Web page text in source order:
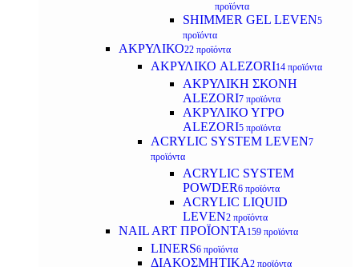
προϊόντα
SHIMMER GEL LEVEN5
προϊόντα
ΑΚΡΥΛΙΚΟ22 προϊόντα
ΑΚΡΥΛΙΚΟ ALEZORI14 προϊόντα
ΑΚΡΥΛΙΚΗ ΣΚΟΝΗ
ALEZORI7 προϊόντα
ΑΚΡΥΛΙΚΟ ΥΓΡΟ
ALEZORI5 προϊόντα
ACRYLIC SYSTEM LEVEN7
προϊόντα
ACRYLIC SYSTEM
POWDER6 προϊόντα
ACRYLIC LIQUID
LEVEN2 προϊόντα
NAIL ART ΠΡΟΪΟΝΤΑ 159 προϊόντα
LINERS6 προϊόντα
ΔΙΑΚΟΣΜΗΤΙΚΑ2 προϊόντα